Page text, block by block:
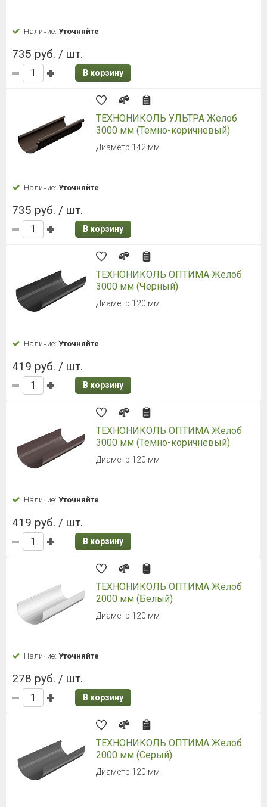
Наличие: Уточняйте
735 руб. / шт.
В корзину
ТЕХНОНИКОЛЬ УЛЬТРА Желоб
3000 мм (Темно-коричневый)
Диаметр 142 мм
Наличие: Уточняйте
735 руб. / шт.
В корзину
ТЕХНОНИКОЛЬ ОПТИМА Желоб
3000 мм (Черный)
Диаметр 120 мм
Наличие: Уточняйте
419 руб. / шт.
В корзину
ТЕХНОНИКОЛЬ ОПТИМА Желоб
3000 мм (Темно-коричневый)
Диаметр 120 мм
Наличие: Уточняйте
419 руб. / шт.
В корзину
ТЕХНОНИКОЛЬ ОПТИМА Желоб
2000 мм (Белый)
Диаметр 120 мм
Наличие: Уточняйте
278 руб. / шт.
В корзину
ТЕХНОНИКОЛЬ ОПТИМА Желоб
2000 мм (Серый)
Диаметр 120 мм